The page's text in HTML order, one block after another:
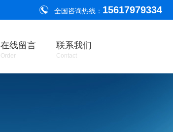
全国咨询热线： 15617979334
在线留言
Order
联系我们
Contact